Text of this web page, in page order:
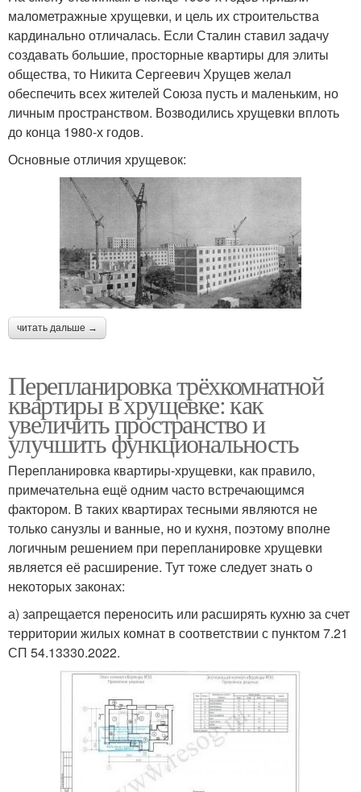
малометражные хрущевки, и цель их строительства
кардинально отличалась. Если Сталин ставил задачу
создавать большие, просторные квартиры для элиты
общества, то Никита Сергеевич Хрущев желал
обеспечить всех жителей Союза пусть и маленьким, но
личным пространством. Возводились хрущевки вплоть
до конца 1980-х годов.
Основные отличия хрущевок:
читать дальше →
Перепланировка трёхкомнатной
квартиры в хрущевке: как
увеличить пространство и
улучшить функциональность
Перепланировка квартиры-хрущевки, как правило,
примечательна ещё одним часто встречающимся
фактором. В таких квартирах тесными являются не
только санузлы и ванные, но и кухня, поэтому вполне
логичным решением при перепланировке хрущевки
является её расширение. Тут тоже следует знать о
некоторых законах:
а) запрещается переносить или расширять кухню за счет
территории жилых комнат в соответствии с пунктом 7.21
СП 54.13330.2022.